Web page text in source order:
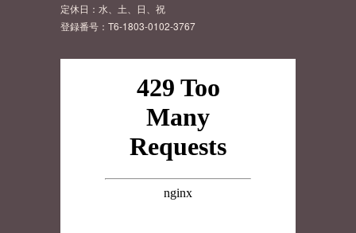
定休日：水、土、日、祝
登録番号：T6-1803-0102-3767